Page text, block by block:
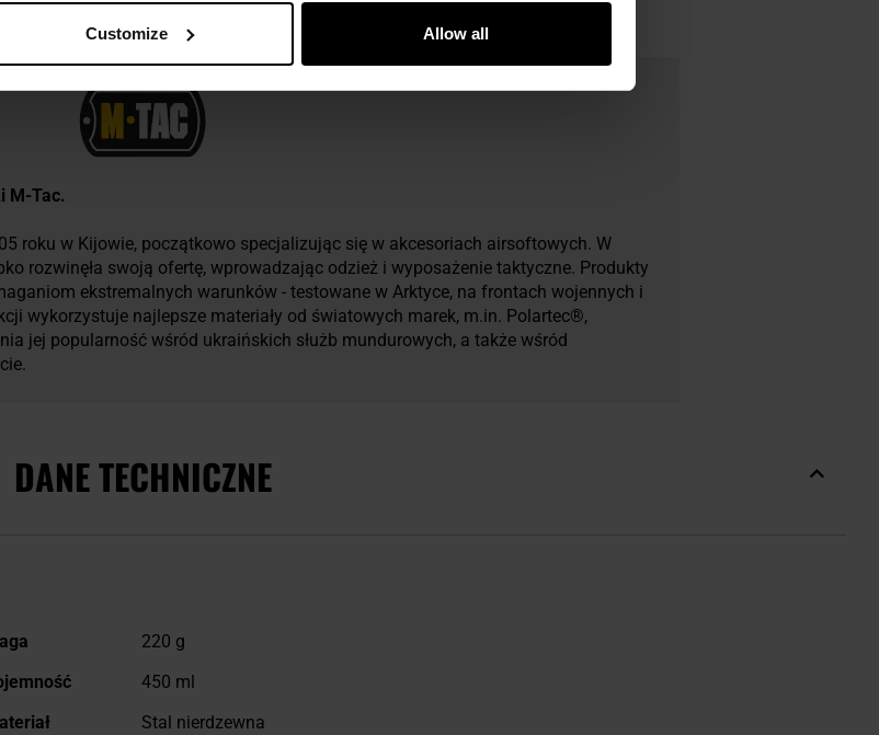
Customize Allow all
M-Tac.
roku w Kijowie, początkowo specjalizując się w akcesoriach airsoftowych. W
rozwinęła swoją ofertę, wprowadzając odzież i wyposażenie taktyczne. Produkty
ekstremalnych warunków - testowane w Arktyce, na frontach wojennych i
wykorzystuje najlepsze materiały od światowych marek, m.in. Polartec®,
jej popularność wśród ukraińskich służb mundurowych, a także wśród
DANE TECHNICZNE
220 g
450 ml
Stal nierdzewna